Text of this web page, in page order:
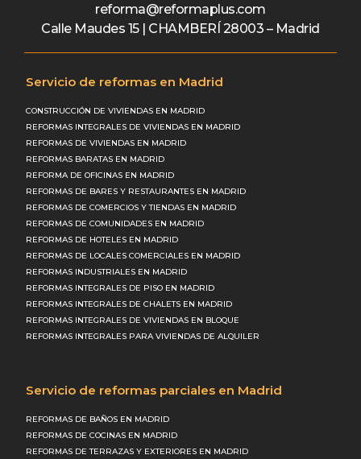
reforma@reformaplus.com
Calle Maudes 15 | CHAMBERÍ 28003 – Madrid
Servicio de reformas en Madrid
CONSTRUCCIÓN DE VIVIENDAS EN MADRID
REFORMAS INTEGRALES DE VIVIENDAS EN MADRID
REFORMAS DE VIVIENDAS EN MADRID
REFORMAS BARATAS EN MADRID
REFORMA DE OFICINAS EN MADRID
REFORMAS DE BARES Y RESTAURANTES EN MADRID
REFORMAS DE COMERCIOS Y TIENDAS EN MADRID
REFORMAS DE COMUNIDADES EN MADRID
REFORMAS DE HOTELES EN MADRID
REFORMAS DE LOCALES COMERCIALES EN MADRID
REFORMAS INDUSTRIALES EN MADRID
REFORMAS INTEGRALES DE PISO EN MADRID
REFORMAS INTEGRALES DE CHALETS EN MADRID
REFORMAS INTEGRALES DE VIVIENDAS EN BLOQUE
REFORMAS INTEGRALES PARA VIVIENDAS DE ALQUILER
Servicio de reformas parciales en Madrid
REFORMAS DE BAÑOS EN MADRID
REFORMAS DE COCINAS EN MADRID
REFORMAS DE TERRAZAS Y EXTERIORES EN MADRID